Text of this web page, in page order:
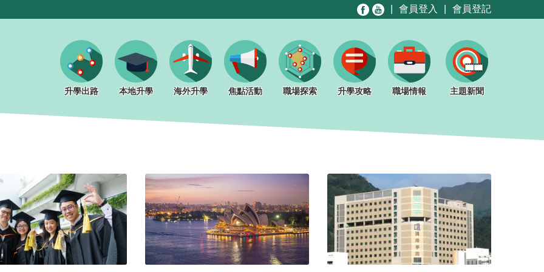
會員登入 會員登記
升學出路 本地升學 海外升學 焦點活動 職場探索 升學攻略 職場情報 主題新聞